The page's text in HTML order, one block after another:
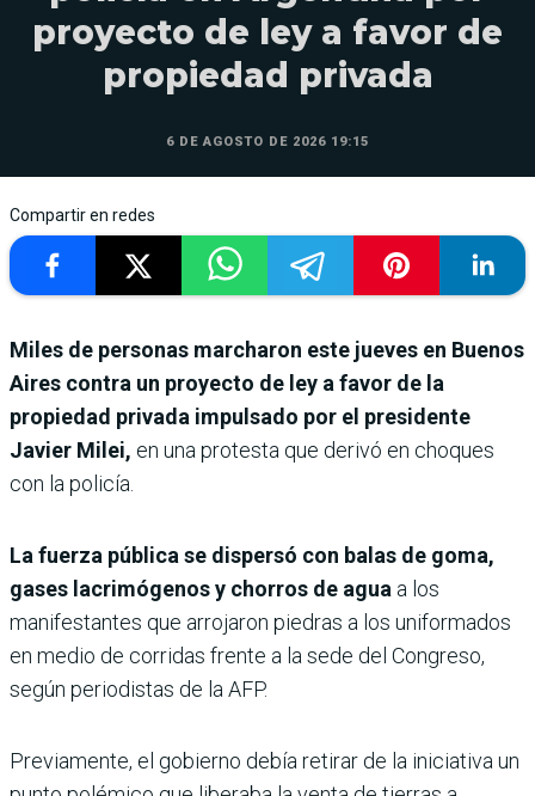
proyecto de ley a favor de
propiedad privada
6 DE AGOSTO DE 2026 19:15
Compartir en redes
Miles de personas marcharon este jueves en Buenos
Aires contra un proyecto de ley a favor de la
propiedad privada impulsado por el presidente
Javier Milei, en una protesta que derivó en choques
con la policía.
La fuerza pública se dispersó con balas de goma,
gases lacrimógenos y chorros de agua a los
manifestantes que arrojaron piedras a los uniformados
en medio de corridas frente a la sede del Congreso,
según periodistas de la AFP.
Previamente, el gobierno debía retirar de la iniciativa un